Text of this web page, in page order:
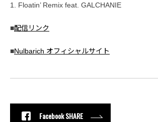
1. Floatin’ Remix feat. GALCHANIE
■配信リンク
■Nulbarich オフィシャルサイト
Facebook SHARE